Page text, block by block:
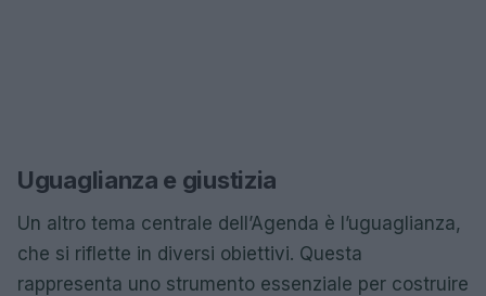
Uguaglianza e giustizia
Un altro tema centrale dell’Agenda è l’uguaglianza,
che si riflette in diversi obiettivi. Questa
rappresenta uno strumento essenziale per costruire